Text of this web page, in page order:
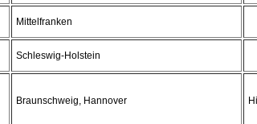
Mittelfranken
Schleswig-Holstein
Braunschweig, Hannover